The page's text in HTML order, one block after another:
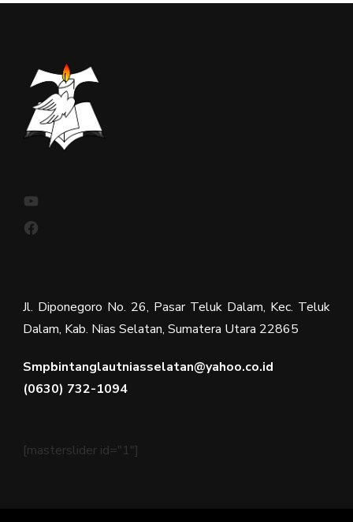
Jl. Diponegoro No. 26, Pasar Teluk Dalam, Kec. Teluk
Dalam, Kab. Nias Selatan, Sumatera Utara 22865
Smpbintanglautniasselatan@yahoo.co.id
(0630) 732-1094
[masterslider id="1"]